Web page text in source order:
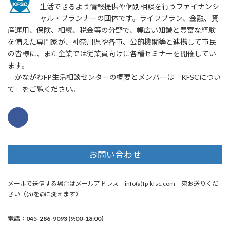
生活できるよう情報提供や個別相談を行うファイナンシ
ャル・プランナーの団体です。ライフプラン、金融、資
産運用、保険、相続、税金等の分野で、幅広い知識と豊富な経験
を備えた専門家が、神奈川県や各市、公的機関等と連携して市民
の皆様に、また企業では従業員向けに各種セミナーを開催してい
ます。
かながわFP生活相談センターの概要とメンバーは「KFSCについ
て」をご覧ください。
お問い合わせ
メールで送信する場合はメールアドレス info(a)fp-kfsc.com 宛お送りくだ
さい（(a)を@に変えます）
電話：045-286-9093 (9:00-18:00）